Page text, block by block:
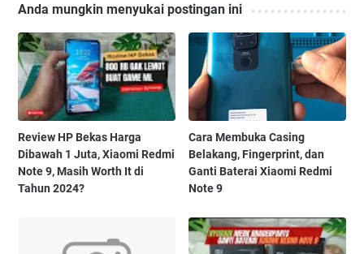
Anda mungkin menyukai postingan ini
Review HP Bekas Harga
Dibawah 1 Juta, Xiaomi Redmi
Note 9, Masih Worth It di
Tahun 2024?
Cara Membuka Casing
Belakang, Fingerprint, dan
Ganti Baterai Xiaomi Redmi
Note 9